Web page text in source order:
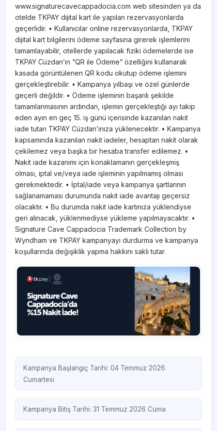
www.signaturecavecappadocia.com web sitesinden ya da
otelde TKPAY dijital kart ile yapılan rezervasyonlarda
geçerlidir. • Kullanıcılar online rezervasyonlarda, TKPAY
dijital kart bilgilerini ödeme sayfasına girerek işlemlerini
tamamlayabilir, otellerde yapılacak fiziki ödemelerde ise
TKPAY Cüzdan’ın “QR ile Ödeme” özelliğini kullanarak
kasada görüntülenen QR kodu okutup ödeme işlemini
gerçekleştirebilir. • Kampanya yılbaşı ve özel günlerde
geçerli değildir. • Ödeme işleminin başarılı şekilde
tamamlanmasının ardından, işlemin gerçekleştiği ayı takip
eden ayın en geç 15. iş günü içerisinde kazanılan nakit
iade tutarı TKPAY Cüzdan’ınıza yüklenecektir. • Kampanya
kapsamında kazanılan nakit iadeler, hesaptan nakit olarak
çekilemez veya başka bir hesaba transfer edilemez. •
Nakit iade kazanımı için konaklamanın gerçekleşmiş
olması, iptal ve/veya iade işleminin yapılmamış olması
gerekmektedir. • İptal/iade veya kampanya şartlarının
sağlanamaması durumunda nakit iade avantajı geçersiz
olacaktır. • Bu durumda nakit iade kartınıza yüklendiyse
geri alınacak, yüklenmediyse yükleme yapılmayacaktır. •
Signature Cave Cappadocia Trademark Collection by
Wyndham ve TKPAY kampanyayı durdurma ve kampanya
koşullarında değişiklik yapma hakkını saklı tutar.
Kampanya Başlangıç Tarihi: 04 Temmuz 2026
Cumartesi
Kampanya Bitiş Tarihi: 31 Temmuz 2026 Cuma